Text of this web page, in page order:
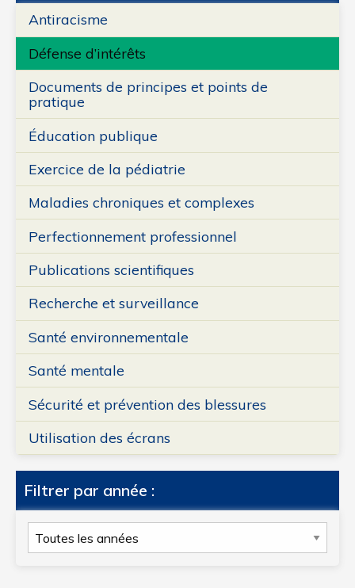
Antiracisme
Défense d’intérêts
Documents de principes et points de
pratique
Éducation publique
Exercice de la pédiatrie
Maladies chroniques et complexes
Perfectionnement professionnel
Publications scientifiques
Recherche et surveillance
Santé environnementale
Santé mentale
Sécurité et prévention des blessures
Utilisation des écrans
Filtrer par année :
Filtrer
par